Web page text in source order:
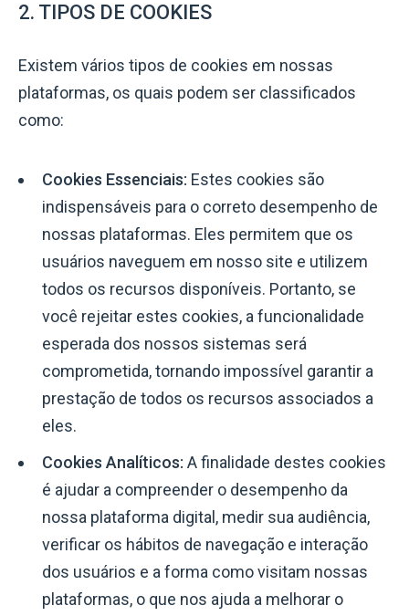
2. TIPOS DE COOKIES
Existem vários tipos de cookies em nossas
plataformas, os quais podem ser classificados
como:
Cookies Essenciais: Estes cookies são
indispensáveis para o correto desempenho de
nossas plataformas. Eles permitem que os
usuários naveguem em nosso site e utilizem
todos os recursos disponíveis. Portanto, se
você rejeitar estes cookies, a funcionalidade
esperada dos nossos sistemas será
comprometida, tornando impossível garantir a
prestação de todos os recursos associados a
eles.
Cookies Analíticos: A finalidade destes cookies
é ajudar a compreender o desempenho da
nossa plataforma digital, medir sua audiência,
verificar os hábitos de navegação e interação
dos usuários e a forma como visitam nossas
plataformas, o que nos ajuda a melhorar o